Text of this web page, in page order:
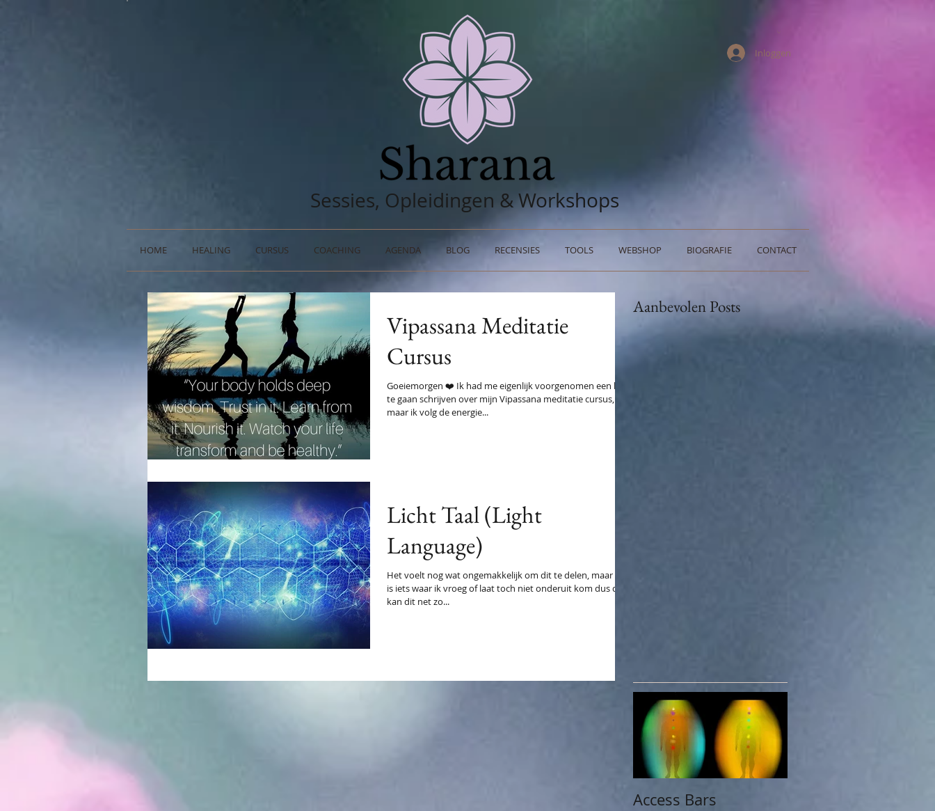
Sessies, Opleidingen & Workshops
HOME HEALING CURSUS COACHING AGENDA BLOG RECENSIES TOOLS WEBSHOP BIOGRAFIE CONTACT
Inloggen
Vipassana Meditatie
Cursus
Goeiemorgen ❤️ Ik had me eigenlijk voorgenomen een blog
te gaan schrijven over mijn Vipassana meditatie cursus,
maar ik volg de energie...
Licht Taal (Light
Language)
Het voelt nog wat ongemakkelijk om dit te delen, maar dit
is iets waar ik vroeg of laat toch niet onderuit kom dus dan
kan dit net zo...
Aanbevolen Posts
Access Bars